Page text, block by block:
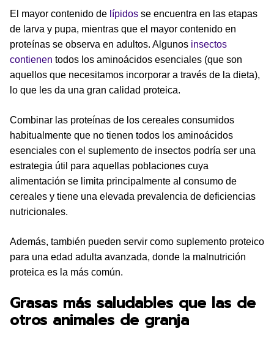
El mayor contenido de lípidos se encuentra en las etapas
de larva y pupa, mientras que el mayor contenido en
proteínas se observa en adultos. Algunos insectos
contienen todos los aminoácidos esenciales (que son
aquellos que necesitamos incorporar a través de la dieta),
lo que les da una gran calidad proteica.
Combinar las proteínas de los cereales consumidos
habitualmente que no tienen todos los aminoácidos
esenciales con el suplemento de insectos podría ser una
estrategia útil para aquellas poblaciones cuya
alimentación se limita principalmente al consumo de
cereales y tiene una elevada prevalencia de deficiencias
nutricionales.
Además, también pueden servir como suplemento proteico
para una edad adulta avanzada, donde la malnutrición
proteica es la más común.
Grasas más saludables que las de
otros animales de granja